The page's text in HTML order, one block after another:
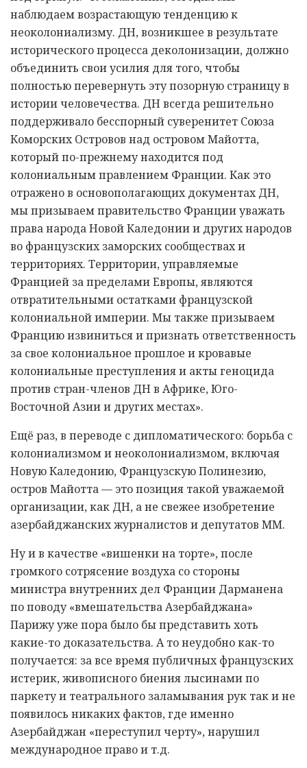
наблюдаем возрастающую тенденцию к
неоколониализму. ДН, возникшее в результате
исторического процесса деколонизации, должно
объединить свои усилия для того, чтобы
полностью перевернуть эту позорную страницу в
истории человечества. ДН всегда решительно
поддерживало бесспорный суверенитет Союза
Коморских Островов над островом Майотта,
который по-прежнему находится под
колониальным правлением Франции. Как это
отражено в основополагающих документах ДН,
мы призываем правительство Франции уважать
права народа Новой Каледонии и других народов
во французских заморских сообществах и
территориях. Территории, управляемые
Францией за пределами Европы, являются
отвратительными остатками французской
колониальной империи. Мы также призываем
Францию извиниться и признать ответственность
за свое колониальное прошлое и кровавые
колониальные преступления и акты геноцида
против стран-членов ДН в Африке, Юго-
Восточной Азии и других местах».
Ещё раз, в переводе с дипломатического: борьба с
колониализмом и неоколониализмом, включая
Новую Каледонию, Французскую Полинезию,
остров Майотта — это позиция такой уважаемой
организации, как ДН, а не свежее изобретение
азербайджанских журналистов и депутатов ММ.
Ну и в качестве «вишенки на торте», после
громкого сотрясение воздуха со стороны
министра внутренних дел Франции Дарманена
по поводу «вмешательства Азербайджана»
Парижу уже пора было бы представить хоть
какие-то доказательства. А то неудобно как-то
получается: за все время публичных французских
истерик, живописного биения лысинами по
паркету и театрального заламывания рук так и не
появилось никаких фактов, где именно
Азербайджан «переступил черту», нарушил
международное право и т.д.